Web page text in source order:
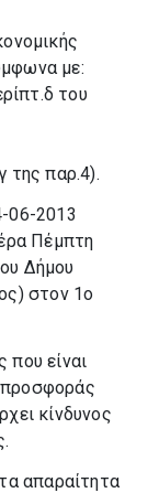
με:
του
της παρ.4).
06-2013
Πέμπτη
Δήμου
στον 1ο
που είναι
κίνδυνος
απαραίτητα